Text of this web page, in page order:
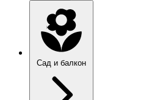
Сад и балкон